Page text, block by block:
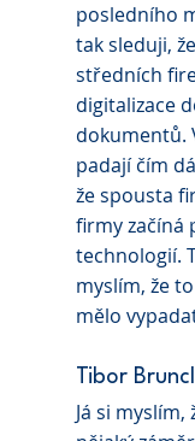
posledního
tak sleduji,
středních
digitalizace
dokumentů.
padají čím
že spousta
firmy začíná
technologií.
myslím, že
mělo
Tibor
Já si